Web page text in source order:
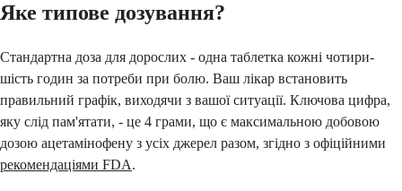
Яке типове дозування?
Стандартна доза для дорослих - одна таблетка кожні чотири-
шість годин за потреби при болю. Ваш лікар встановить
правильний графік, виходячи з вашої ситуації. Ключова цифра,
яку слід пам'ятати, - це 4 грами, що є максимальною добовою
дозою ацетамінофену з усіх джерел разом, згідно з офіційними
рекомендаціями FDA.